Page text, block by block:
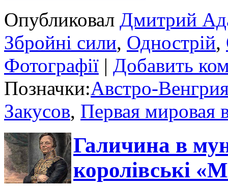
Опубликовал Дмитрий
Збройні сили, Однострій,
Фотографії | Добавить
Позначки:Австро-
Закусов, Первая мировая
Галичина в
королівські